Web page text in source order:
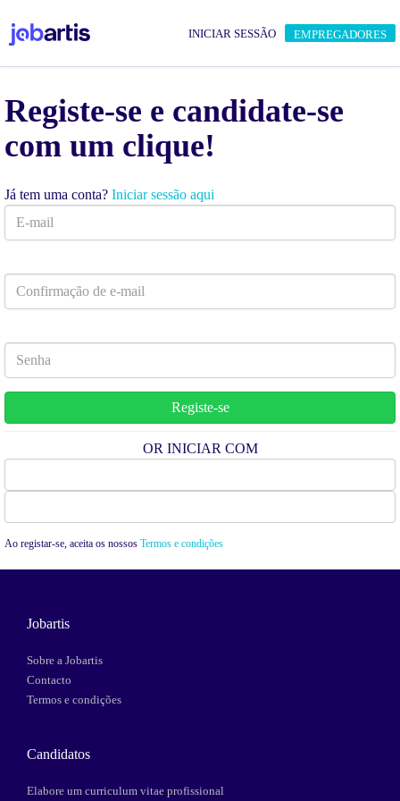
INICIAR SESSÃO EMPREGADORES
Registe-se e candidate-se
com um clique!
Já tem uma conta? Iniciar sessão aqui
OR INICIAR COM
Ao registar-se, aceita os nossos Termos e condições
Jobartis
Sobre a Jobartis
Contacto
Termos e condições
Candidatos
Elabore um curriculum vitae profissional